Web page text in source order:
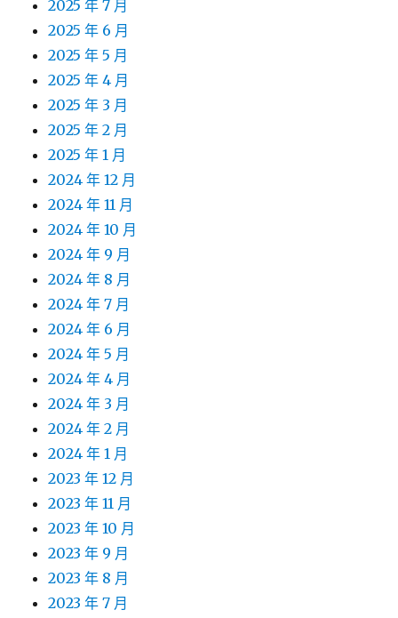
2025 年 7 月
2025 年 6 月
2025 年 5 月
2025 年 4 月
2025 年 3 月
2025 年 2 月
2025 年 1 月
2024 年 12 月
2024 年 11 月
2024 年 10 月
2024 年 9 月
2024 年 8 月
2024 年 7 月
2024 年 6 月
2024 年 5 月
2024 年 4 月
2024 年 3 月
2024 年 2 月
2024 年 1 月
2023 年 12 月
2023 年 11 月
2023 年 10 月
2023 年 9 月
2023 年 8 月
2023 年 7 月